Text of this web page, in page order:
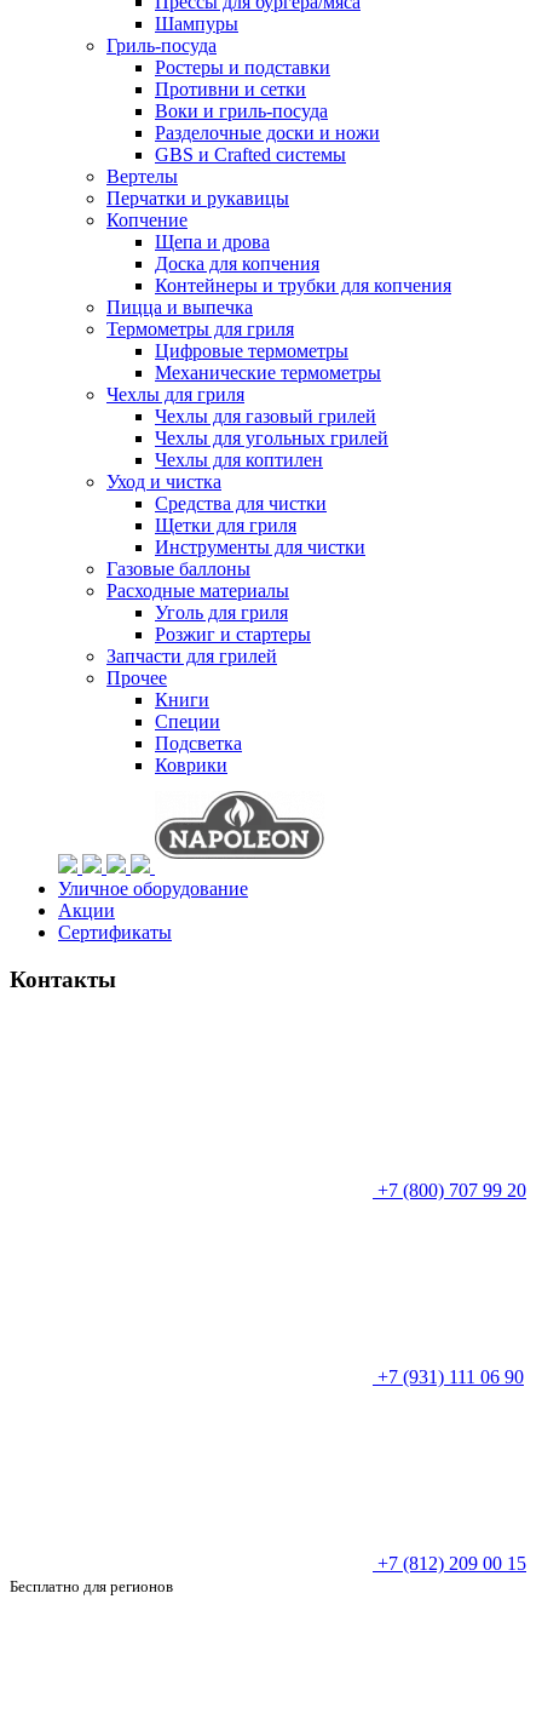
Шампуры
Гриль-посуда
Ростеры и подставки
Противни и сетки
Воки и гриль-посуда
Разделочные доски и ножи
GBS и Crafted системы
Вертелы
Перчатки и рукавицы
Копчение
Щепа и дрова
Доска для копчения
Контейнеры и трубки для копчения
Пицца и выпечка
Термометры для гриля
Цифровые термометры
Механические термометры
Чехлы для гриля
Чехлы для газовый грилей
Чехлы для угольных грилей
Чехлы для коптилен
Уход и чистка
Средства для чистки
Щетки для гриля
Инструменты для чистки
Газовые баллоны
Расходные материалы
Уголь для гриля
Розжиг и стартеры
Запчасти для грилей
Прочее
Книги
Специи
Подсветка
Коврики
Уличное оборудование
Акции
Сертификаты
Контакты
+7 (800) 707 99 20
+7 (931) 111 06 90
+7 (812) 209 00 15
Бесплатно для регионов